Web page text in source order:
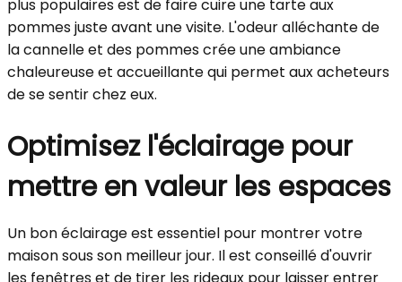
plus populaires est de faire cuire une tarte aux
pommes juste avant une visite. L'odeur alléchante de
la cannelle et des pommes crée une ambiance
chaleureuse et accueillante qui permet aux acheteurs
de se sentir chez eux.
Optimisez l'éclairage pour
mettre en valeur les espaces
Un bon éclairage est essentiel pour montrer votre
maison sous son meilleur jour. Il est conseillé d'ouvrir